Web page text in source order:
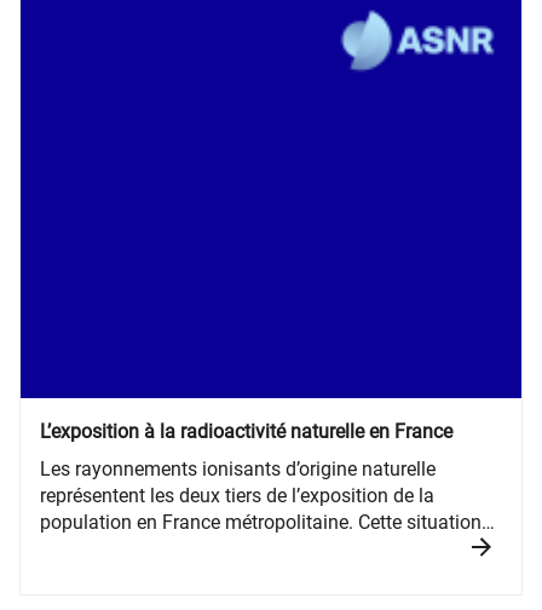
L’exposition à la radioactivité naturelle en France
Les rayonnements ionisants d’origine naturelle
représentent les deux tiers de l’exposition de la
population en France métropolitaine. Cette situation
est due à l’importance et à la multiplicité des modes